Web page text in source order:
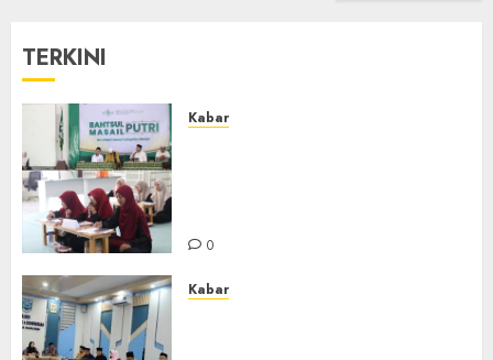
TERKINI
Kabar
0
Kabar